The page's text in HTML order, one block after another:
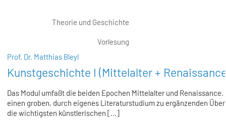
Theorie und Geschichte
Vorlesung
Prof. Dr. Matthias Bleyl
Kunstgeschichte I (Mittelalter +
Das Modul umfaßt die beiden Epochen Mittelalter und Renaissance.
einen groben, durch eigenes Literaturstudium zu ergänzenden
die wichtigsten künstlerischen [...]